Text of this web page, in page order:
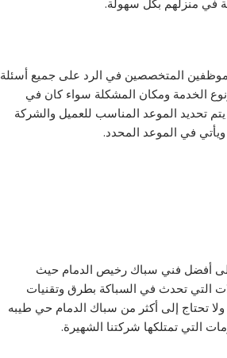
في منزلهم بكل سهولة.
المتخصصين في الرد على جميع أسئلة
الخدمة ومكان المشكلة سواء كان في
تحديد الموعد المناسب للعميل والشركة
في الموعد المحدد.
أفضل فني سباك رخيص الدمام حيث
التي تحدث في السباكة بطرق وتقنيات
تحتاج إلى أكثر من سباك الدمام حي طيبه
التي تمتلكها شركتنا الشهيرة.